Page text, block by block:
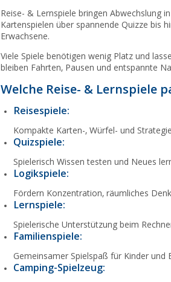
Reise- & Lernspiele bringen Abwechslung
Kartenspielen über spannende Quizze bis
Erwachsene.
Viele Spiele benötigen wenig Platz und
bleiben Fahrten, Pausen und entspannte
Welche Reise- & Lernspiele
Reisespiele:
Kompakte Karten-, Würfel- und
Quizspiele:
Spielerisch Wissen testen und Neues
Logikspiele:
Fördern Konzentration, räumliches
Lernspiele:
Spielerische Unterstützung beim
Familienspiele:
Gemeinsamer Spielspaß für Kinder und
Camping-Spielzeug: